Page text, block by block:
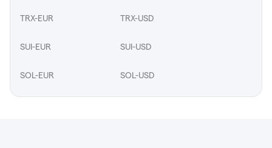
TRX-EUR TRX-USD
SUI-EUR SUI-USD
SOL-EUR SOL-USD